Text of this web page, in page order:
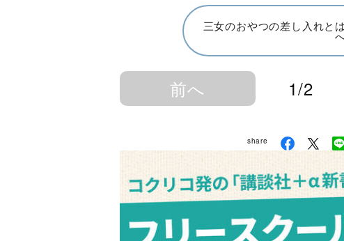
三女のおやつの差し入れと
前へ 1/2
share